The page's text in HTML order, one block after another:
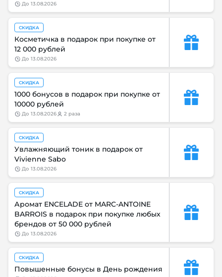
до 13.08.2026
СКИДКА
Косметичка в подарок при покупке от
12 000 рублей
до 13.08.2026
СКИДКА
1000 бонусов в подарок при покупке от
10000 рублей
до 13.08.2026 2 раза
СКИДКА
Увлажняющий тоник в подарок от
Vivienne Sabo
до 13.08.2026
СКИДКА
Аромат ENCELADE от MARC-ANTOINE
BARROIS в подарок при покупке любых
брендов от 50 000 рублей
до 13.08.2026
СКИДКА
Повышенные бонусы в День рождения